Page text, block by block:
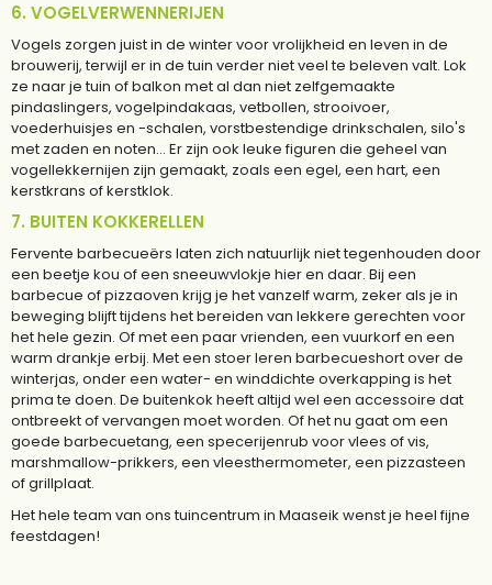
6. VOGELVERWENNERIJEN
Vogels zorgen juist in de winter voor vrolijkheid en leven in de
brouwerij, terwijl er in de tuin verder niet veel te beleven valt. Lok
ze naar je tuin of balkon met al dan niet zelfgemaakte
pindaslingers, vogelpindakaas, vetbollen, strooivoer,
voederhuisjes en -schalen, vorstbestendige drinkschalen, silo's
met zaden en noten... Er zijn ook leuke figuren die geheel van
vogellekkernijen zijn gemaakt, zoals een egel, een hart, een
kerstkrans of kerstklok.
7. BUITEN KOKKERELLEN
Fervente barbecueërs laten zich natuurlijk niet tegenhouden door
een beetje kou of een sneeuwvlokje hier en daar. Bij een
barbecue of pizzaoven krijg je het vanzelf warm, zeker als je in
beweging blijft tijdens het bereiden van lekkere gerechten voor
het hele gezin. Of met een paar vrienden, een vuurkorf en een
warm drankje erbij. Met een stoer leren barbecueshort over de
winterjas, onder een water- en winddichte overkapping is het
prima te doen. De buitenkok heeft altijd wel een accessoire dat
ontbreekt of vervangen moet worden. Of het nu gaat om een
goede barbecuetang, een specerijenrub voor vlees of vis,
marshmallow-prikkers, een vleesthermometer, een pizzasteen
of grillplaat.
Het hele team van ons tuincentrum in Maaseik wenst je heel fijne
feestdagen!